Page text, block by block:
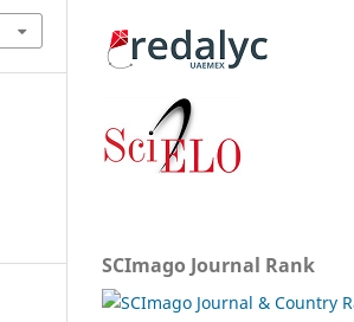
SCImago Journal Rank